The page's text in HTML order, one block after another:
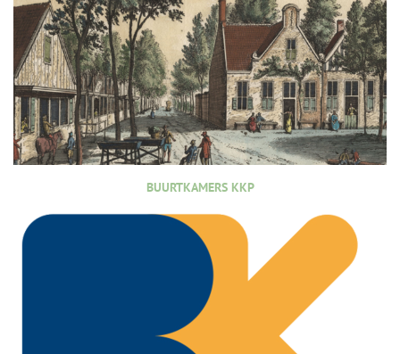
BUURTKAMERS KKP